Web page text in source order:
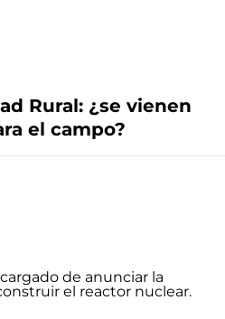
Rural: ¿se vienen
el campo?